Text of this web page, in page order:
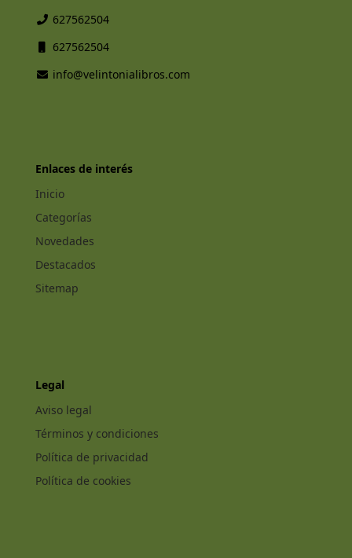
627562504
627562504
info@velintonialibros.com
Enlaces de interés
Inicio
Categorías
Novedades
Destacados
Sitemap
Legal
Aviso legal
Términos y condiciones
Política de privacidad
Política de cookies